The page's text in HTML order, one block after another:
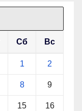
Сб Вс
1 2
8 9
15 16